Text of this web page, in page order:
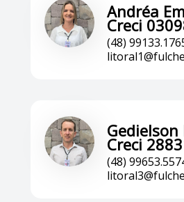
Andréa
Creci
(48)
Gedielson
Creci
(48)